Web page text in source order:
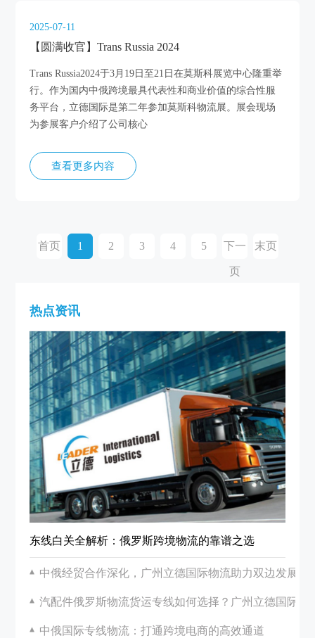
2025-07-11
【圆满收官】Trans Russia 2024
Trans Russia2024于3月19日至21日在莫斯科展览中心隆重举
行。作为国内中俄跨境最具代表性和商业价值的综合性服
务平台，立德国际是第二年参加莫斯科物流展。展会现场
为参展客户介绍了公司核心
查看更多内容
首页 1 2 3 4 5 下一
页
末页
热点资讯
东线白关全解析：俄罗斯跨境物流的靠谱之选
中俄经贸合作深化，广州立德国际物流助力双边发展
汽配件俄罗斯物流货运专线如何选择？广州立德国际物
中俄国际专线物流：打通跨境电商的高效通道